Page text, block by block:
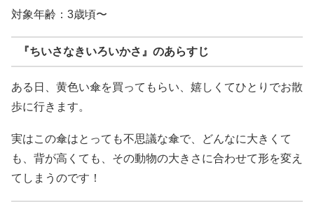
対象年齢：3歳頃〜
『ちいさなきいろいかさ』のあらすじ
ある日、黄色い傘を買ってもらい、嬉しくてひとりでお散
歩に行きます。
実はこの傘はとっても不思議な傘で、どんなに大きくて
も、背が高くても、その動物の大きさに合わせて形を変え
てしまうのです！